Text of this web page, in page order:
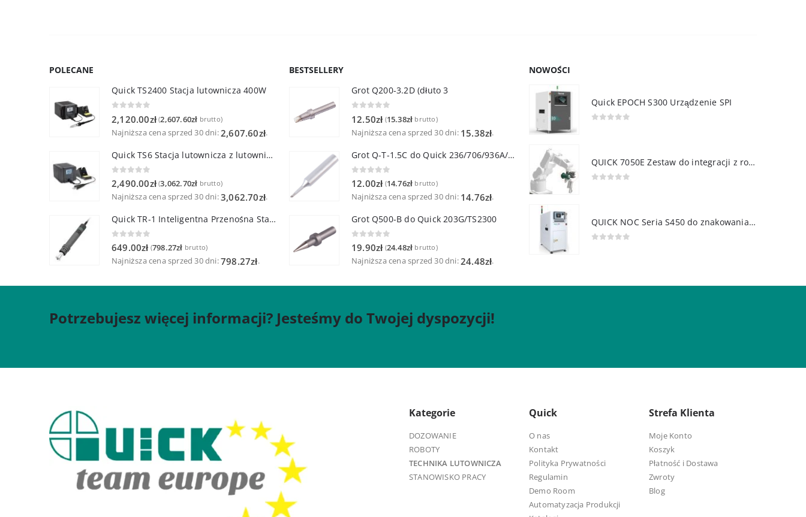
POLECANE
Quick TS2400 Stacja lutownicza 400W
2,120.00zł (2,607.60zł brutto)
Najniższa cena sprzed 30 dni:2,607.60zł.
Quick TS6 Stacja lutownicza z lutownicą pincetową 60W
2,490.00zł (3,062.70zł brutto)
Najniższa cena sprzed 30 dni:3,062.70zł.
Quick TR-1 Inteligentna Przenośna Stacja Hot-Air
0 out of 5
649.00zł (798.27zł brutto)
Najniższa cena sprzed 30 dni:798.27zł.
BESTSELLERY
Grot Q200-3.2D (dłuto 3
12.50zł (15.38zł brutto)
Najniższa cena sprzed 30 dni: 15.38zł.
Grot Q-T-1.5C do Quick 236/706/936A/3104/3102/TS1100
12.00zł (14.76zł brutto)
Najniższa cena sprzed 30 dni: 14.76zł.
Grot Q500-B do Quick 203G/TS2300
0 out of 5
19.90zł (24.48zł brutto)
Najniższa cena sprzed 30 dni:24.48zł.
NOWOŚCI
Quick EPOCH S300 Urządzenie SPI
QUICK 7050E Zestaw do integracji z robotem
QUICK NOC Seria S450 do znakowania PCB
Potrzebujesz więcej informacji? Jesteśmy do Twojej dyspozycji!
Kategorie
DOZOWANIE
ROBOTY
TECHNIKA LUTOWNICZA
STANOWISKO PRACY
Quick
O nas
Kontakt
Polityka Prywatności
Regulamin
Demo Room
Automatyzacja Produkcji
Strefa Klienta
Moje Konto
Koszyk
Płatność i Dostawa
Zwroty
Blog